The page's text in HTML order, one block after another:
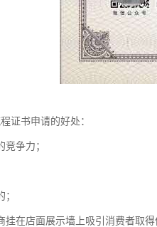
证书申请的好处：
争力；
挂在店面展示墙上吸引消费者取得